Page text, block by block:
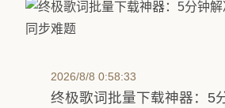
2026/8/8 0:58:33
终极歌词批量下载神器：5